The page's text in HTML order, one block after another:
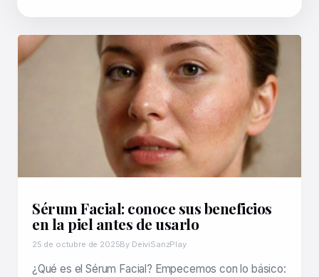
Sérum Facial: conoce sus beneficios
en la piel antes de usarlo
25 de octubre de 2025By DeiviSanzPlay
¿Qué es el Sérum Facial? Empecemos con lo básico: